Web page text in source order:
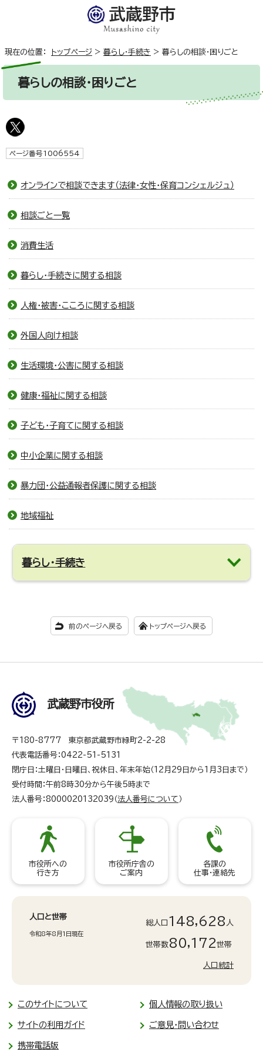
現在の位置： トップページ > 暮らし・手続き > 暮らしの相談・困りごと
暮らしの相談・困りごと
ページ番号1006554
オンラインで相談できます（法律・女性・保育コンシェルジュ）
相談ごと一覧
消費生活
暮らし・手続きに関する相談
人権・被害・こころに関する相談
外国人向け相談
生活環境・公害に関する相談
健康・福祉に関する相談
子ども・子育てに関する相談
中小企業に関する相談
暴力団・公益通報者保護に関する相談
地域福祉
暮らし・手続き
前のページへ戻る トップページへ戻る
武蔵野市役所
〒180-8777 東京都武蔵野市緑町2-2-28
代表電話番号：0422-51-5131
閉庁日：土曜日・日曜日、祝休日、年末年始（12月29日から1月3日まで）
受付時間：午前8時30分から午後5時まで
法人番号：8000020132039（ 法人番号について ）
市役所への
行き方
市役所庁舎の
ご案内
各課の
仕事・連絡先
人口と世帯
令和8年8月1日現在
総人口 148,628 人
世帯数80,172世帯
人口統計
このサイトについて 個人情報の取り扱い
サイトの利用ガイド ご意見・問い合わせ
携帯電話版